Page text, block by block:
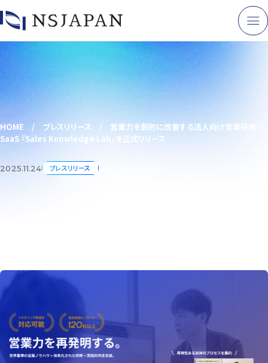
HOME / プレスリリース / 営業力を劇的に改善する法人向け営業研修 ×
SaaS 『Sales Knowledge Lab』を正式リリース
2025.11.24 プレスリリース